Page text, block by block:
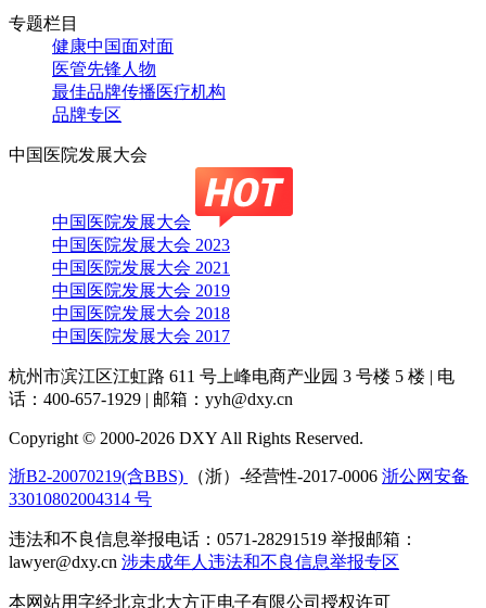
专题栏目
健康中国面对面
医管先锋人物
最佳品牌传播医疗机构
品牌专区
中国医院发展大会
中国医院发展大会
中国医院发展大会 2023
中国医院发展大会 2021
中国医院发展大会 2019
中国医院发展大会 2018
中国医院发展大会 2017
杭州市滨江区江虹路 611 号上峰电商产业园 3 号楼 5 楼 | 电
话：400-657-1929 | 邮箱：yyh@dxy.cn
Copyright © 2000-2026 DXY All Rights Reserved.
浙B2-20070219(含BBS) （浙）-经营性-2017-0006 浙公网安备
33010802004314 号
违法和不良信息举报电话：0571-28291519 举报邮箱：
lawyer@dxy.cn 涉未成年人违法和不良信息举报专区
本网站用字经北京北大方正电子有限公司授权许可